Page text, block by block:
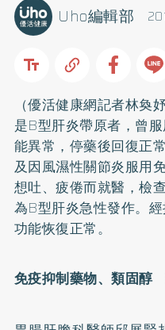
Uho編輯部
（優活健康網記者林奐
是B型肝炎帶原者，曾
能異常，停藥後回復正
及因風濕性關節炎服用
想吐、疲倦而就醫，檢
為B型肝炎急性發作。
功能恢復正常。
免疫抑制藥物、類固